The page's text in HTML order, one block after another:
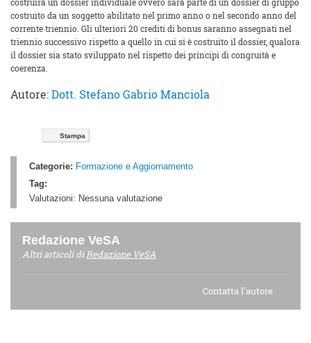
costruito da un soggetto abilitato nel primo anno o nel secondo anno del
corrente triennio. Gli ulteriori 20 crediti di bonus saranno assegnati nel
triennio successivo rispetto a quello in cui si è costruito il dossier, qualora
il dossier sia stato sviluppato nel rispetto dei principi di congruità e
coerenza.
Autore: Dott. Stefano Gabrio Manciola
Stampa
Categorie: Formazione e Aggiornamento
Tag:
Valutazioni: Nessuna valutazione
Redazione VeSA
Altri articoli diRedazione VeSA
Contatta l'autore